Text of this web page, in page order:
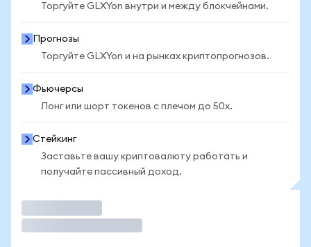
Торгуйте GLXYon внутри и между блокчейнами.
Прогнозы
Торгуйте GLXYon и на рынках криптопрогнозов.
Фьючерсы
Лонг или шорт токенов с плечом до 50x.
Стейкинг
Заставьте вашу криптовалюту работать и
получайте пассивный доход.